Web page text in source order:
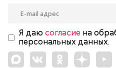
Я даю согласие на
персональных данных.